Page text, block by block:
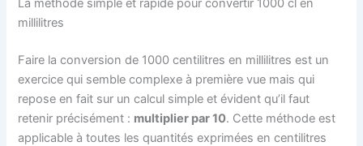
La méthode simple et rapide pour convertir 1000 cl en
millilitres
Faire la conversion de 1000 centilitres en millilitres est un
exercice qui semble complexe à première vue mais qui
repose en fait sur un calcul simple et évident qu’il faut
retenir précisément : multiplier par 10. Cette méthode est
applicable à toutes les quantités exprimées en centilitres